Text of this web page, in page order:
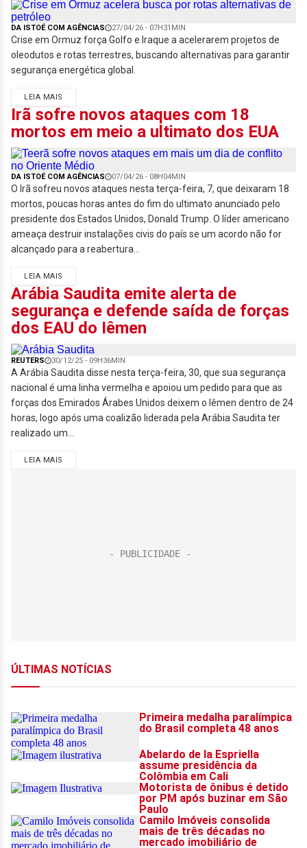
DA ISTOÉ COM AGÊNCIAS 27/04/26 - 07H31MIN
Crise em Ormuz força Golfo e Iraque a acelerarem projetos de
oleodutos e rotas terrestres, buscando alternativas para garantir
segurança energética global.
LEIA MAIS
Irã sofre novos ataques com 18
mortos em meio a ultimato dos EUA
DA ISTOÉ COM AGÊNCIAS 07/04/26 - 08H04MIN
O Irã sofreu novos ataques nesta terça-feira, 7, que deixaram 18
mortos, poucas horas antes do fim do ultimato anunciado pelo
presidente dos Estados Unidos, Donald Trump. O líder americano
ameaça destruir instalações civis do país se um acordo não for
alcançado para a reabertura...
LEIA MAIS
Arábia Saudita emite alerta de
segurança e defende saída de forças
dos EAU do Iêmen
REUTERS 30/12/25 - 09H36MIN
A Arábia Saudita disse nesta terça-feira, 30, que sua segurança
nacional é uma linha vermelha e apoiou um pedido para que as
forças dos Emirados Árabes Unidos deixem o Iêmen dentro de 24
horas, logo após uma coalizão liderada pela Arábia Saudita ter
realizado um...
LEIA MAIS